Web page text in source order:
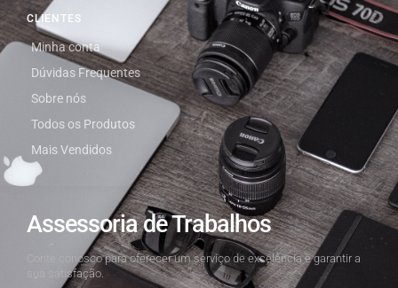
Assessoria de Trabalhos
Conte conosco para oferecer um serviço de excelência e garantir a
sua satisfação.
CLIENTES
Minha conta
Dúvidas Frequentes
Sobre nós
Todos os Produtos
Mais Vendidos